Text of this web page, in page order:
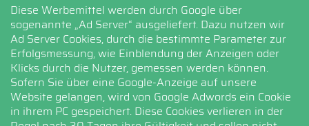
Diese Werbemittel werden durch Google über
sogenannte „Ad Server“ ausgeliefert. Dazu nutzen wir
Ad Server Cookies, durch die bestimmte Parameter zur
Erfolgsmessung, wie Einblendung der Anzeigen oder
Klicks durch die Nutzer, gemessen werden können.
Sofern Sie über eine Google-Anzeige auf unsere
Website gelangen, wird von Google Adwords ein Cookie
in ihrem PC gespeichert. Diese Cookies verlieren in der